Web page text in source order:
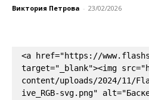
Виктория Петрова - 23/02/2026
<a href="https://
target="_blank"><img
content/uploads/2024/11/
ive_RGB-svg.png"